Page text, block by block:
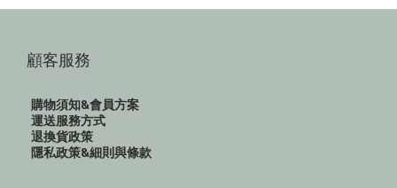
顧客服務
購物須知&會員方案
運送服務方式
退換貨政策
隱私政策&細則與條款